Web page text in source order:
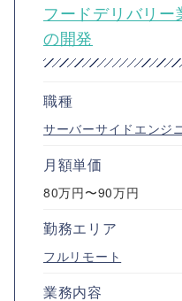
フードデリバリ
の開発
職種
サーバーサイドエンジ
月額単価
80万円〜90万円
勤務エリア
フルリモート
業務内容